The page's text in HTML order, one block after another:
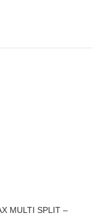
MULTI SPLIT –